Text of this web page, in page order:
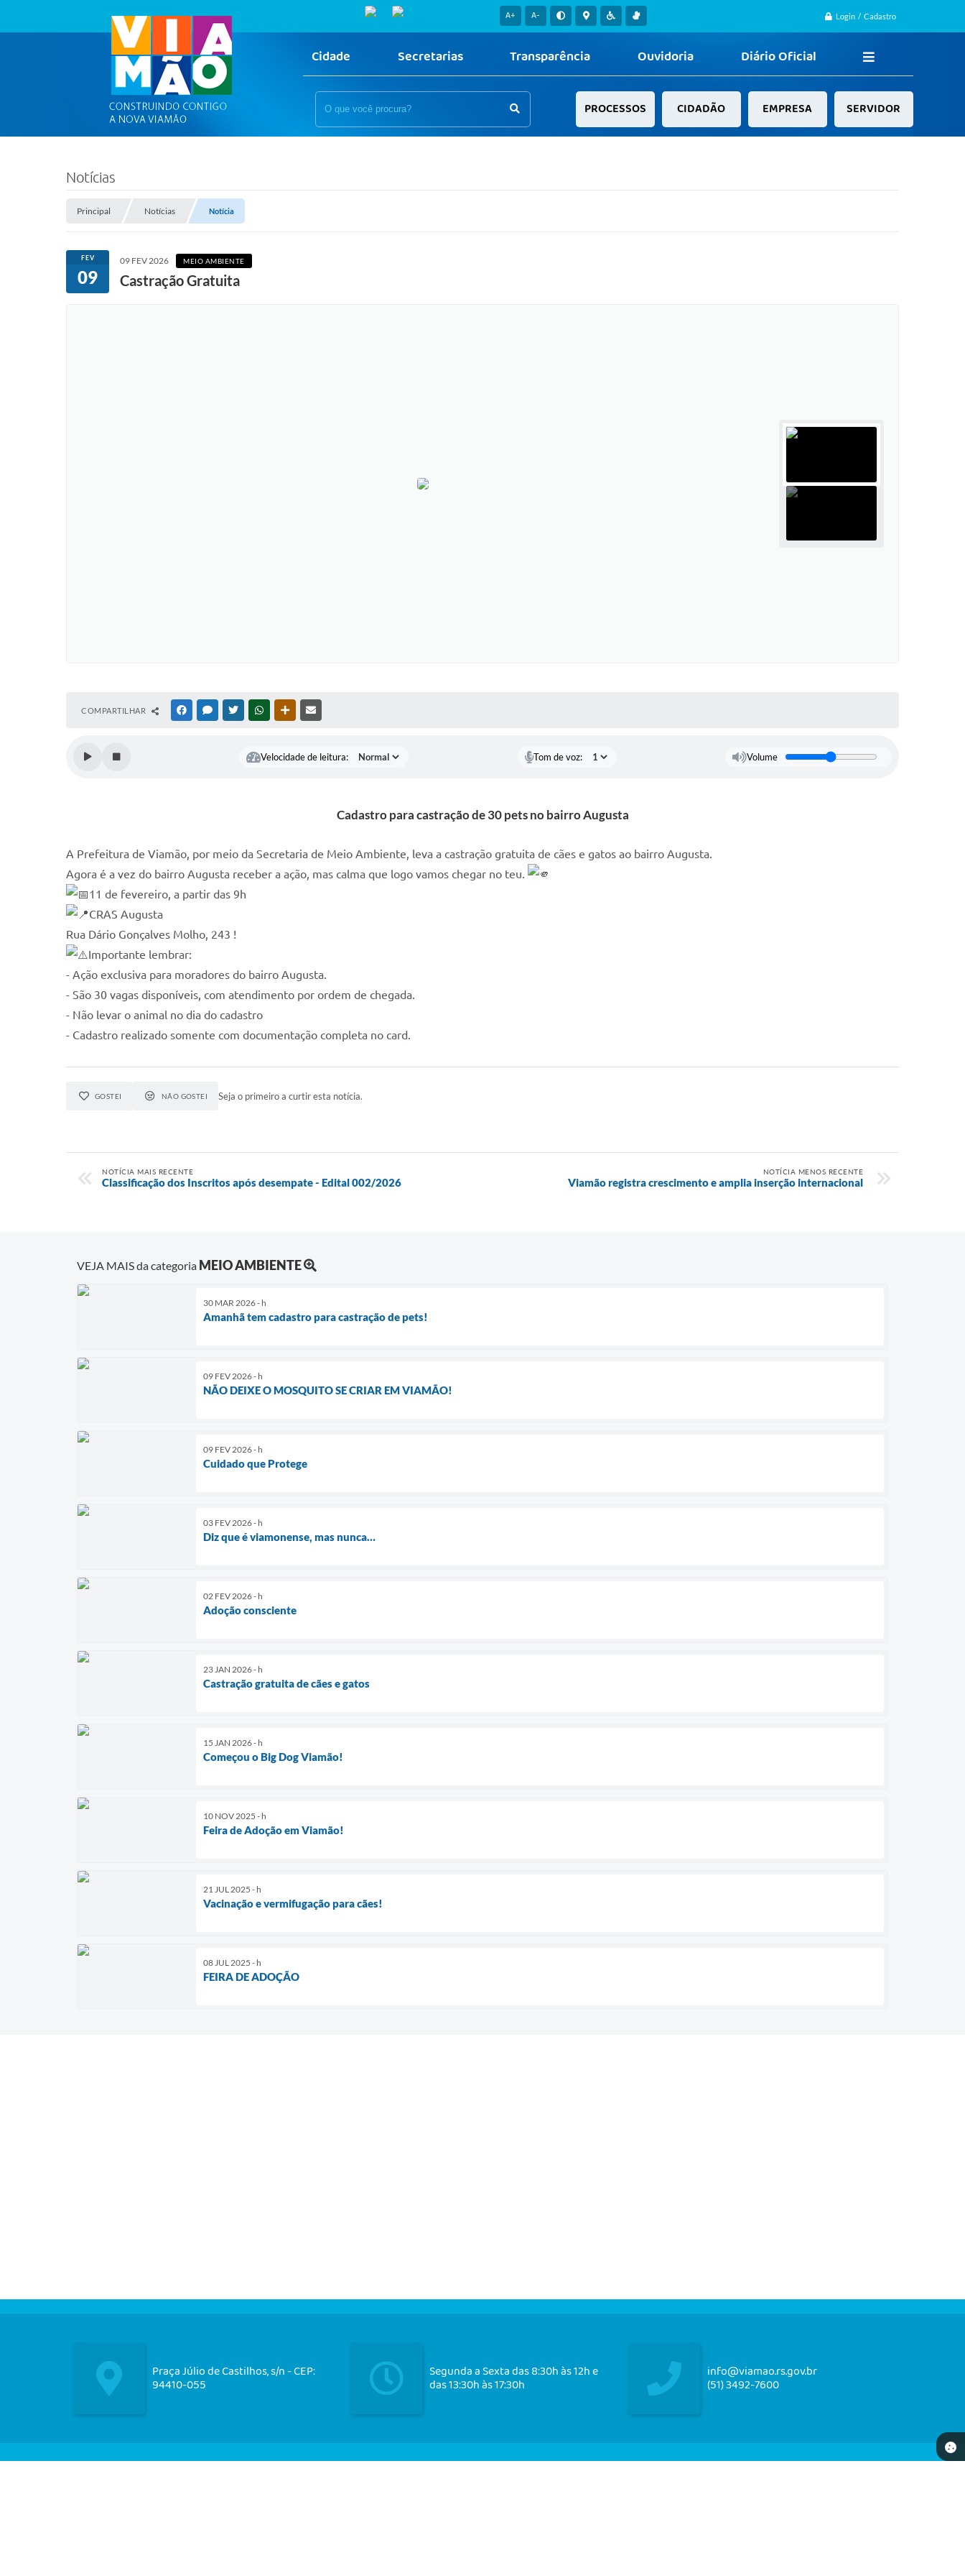
Login / Cadastro
A+ A-
Cidade Secretarias Transparência Ouvidoria Diário Oficial
PROCESSOS CIDADÃO EMPRESA SERVIDOR
Notícias
Principal Notícias Notícia
FEV
09
09 FEV 2026 MEIO AMBIENTE
Castração Gratuita
COMPARTILHAR FACEBOOKMESSENGER
TWITTERWHATSAPPOUTRAS MÍDIAS
Velocidade de leitura: Tom de voz: Volume
Cadastro para castração de 30 pets no bairro Augusta
A Prefeitura de Viamão, por meio da Secretaria de Meio Ambiente, leva a castração gratuita de cães e gatos ao bairro Augusta.
Agora é a vez do bairro Augusta receber a ação, mas calma que logo vamos chegar no teu.
11 de fevereiro, a partir das 9h
CRAS Augusta
Rua Dário Gonçalves Molho, 243 !
Importante lembrar:
- Ação exclusiva para moradores do bairro Augusta.
- São 30 vagas disponíveis, com atendimento por ordem de chegada.
- Não levar o animal no dia do cadastro
- Cadastro realizado somente com documentação completa no card.
GOSTEI NÃO GOSTEI Seja o primeiro a curtir esta notícia.
NOTÍCIA MAIS RECENTE
Classificação dos Inscritos após desempate - Edital 002/2026
NOTÍCIA MENOS RECENTE
Viamão registra crescimento e amplia inserção internacional
VEJA MAIS da categoria MEIO AMBIENTE
30 MAR 2026 - h
Amanhã tem cadastro para castração de pets!
09 FEV 2026 - h
NÃO DEIXE O MOSQUITO SE CRIAR EM VIAMÃO!
09 FEV 2026 - h
Cuidado que Protege
03 FEV 2026 - h
Diz que é viamonense, mas nunca…
02 FEV 2026 - h
Adoção consciente
23 JAN 2026 - h
Castração gratuita de cães e gatos
15 JAN 2026 - h
Começou o Big Dog Viamão!
10 NOV 2025 - h
Feira de Adoção em Viamão!
21 JUL 2025 - h
Vacinação e vermifugação para cães!
08 JUL 2025 - h
FEIRA DE ADOÇÃO
Praça Júlio de Castilhos, s/n - CEP:
94410-055
Segunda a Sexta das 8:30h às 12h e
das 13:30h às 17:30h
info@viamao.rs.gov.br
(51) 3492-7600